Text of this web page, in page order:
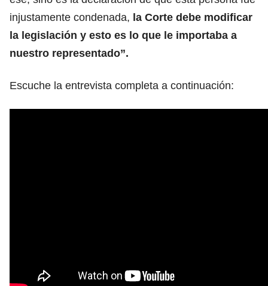
injustamente condenada, la Corte debe modificar
la legislación y esto es lo que le importaba a
nuestro representado”.
Escuche la entrevista completa a continuación: